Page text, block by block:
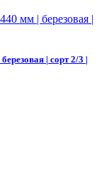
| сорт 2/3 |